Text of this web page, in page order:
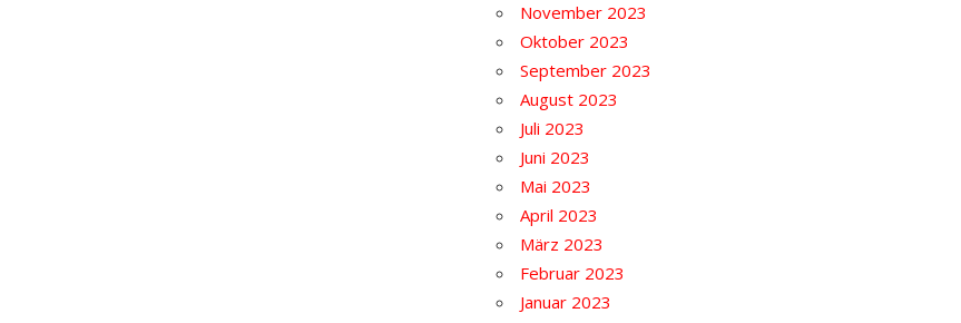
November 2023
Oktober 2023
September 2023
August 2023
Juli 2023
Juni 2023
Mai 2023
April 2023
März 2023
Februar 2023
Januar 2023